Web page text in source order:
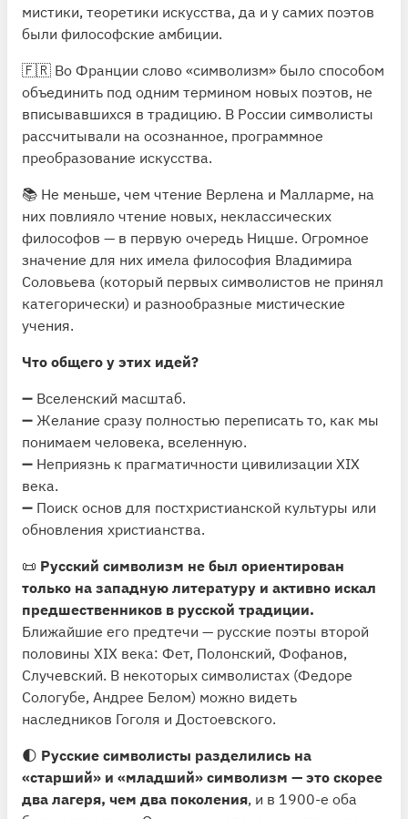
мистики, теоретики искусства, да и у самих поэтов
были философские амбиции.
🇫🇷 Во Франции слово «символизм» было способом
объединить под одним термином новых поэтов, не
вписывавшихся в традицию. В России символисты
рассчитывали на осознанное, программное
преобразование искусства.
📚 Не меньше, чем чтение Верлена и Малларме, на
них повлияло чтение новых, неклассических
философов — в первую очередь Ницше. Огромное
значение для них имела философия Владимира
Соловьева (который первых символистов не принял
категорически) и разнообразные мистические
учения.
Что общего у этих идей?
➖ Вселенский масштаб.
➖ Желание сразу полностью переписать то, как мы
понимаем человека, вселенную.
➖ Неприязнь к прагматичности цивилизации XIX
века.
➖ Поиск основ для постхристианской культуры или
обновления христианства.
📜 Русский символизм не был ориентирован
только на западную литературу и активно искал
предшественников в русской традиции.
Ближайшие его предтечи — русские поэты второй
половины XIX века: Фет, Полонский, Фофанов,
Случевский. В некоторых символистах (Федоре
Сологубе, Андрее Белом) можно видеть
наследников Гоголя и Достоевского.
🌓 Русские символисты разделились на
«старший» и «младший» символизм — это скорее
два лагеря, чем два поколения, и в 1900-е оба